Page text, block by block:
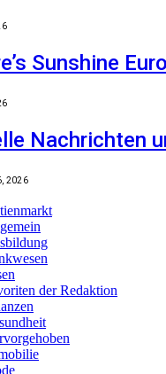
Sunshine
Nachrichten
2026
der Redaktion